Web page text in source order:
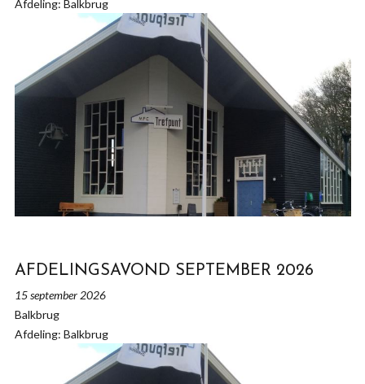
Afdeling: Balkbrug
AFDELINGSAVOND SEPTEMBER 2026
15 september 2026
Balkbrug
Afdeling: Balkbrug